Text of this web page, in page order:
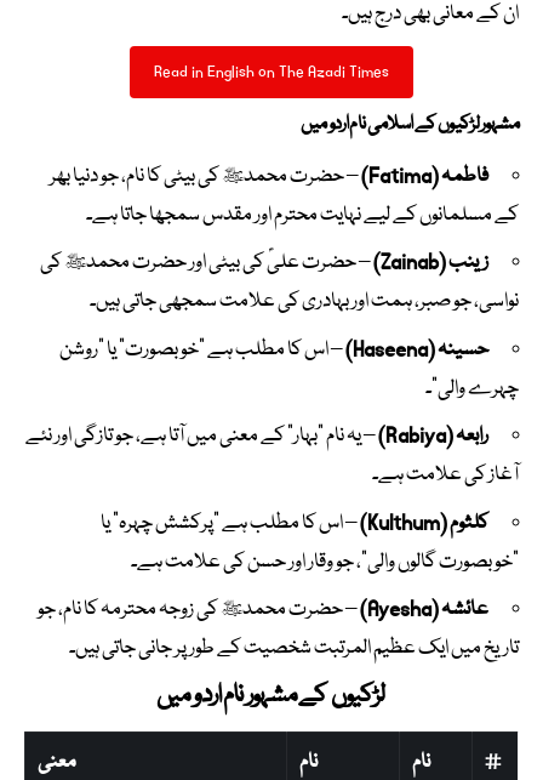
ان کے معانی بھی درج ہیں۔
Read in English on The Azadi Times
مشہور لڑکیوں کے اسلامی نام اردو میں
فاطمہ (Fatima)
– حضرت محمدﷺ کی بیٹی کا نام، جو دنیا بھر
کے مسلمانوں کے لیے نہایت محترم اور مقدس سمجھا جاتا ہے۔
زینب (Zainab)
– حضرت علیؑ کی بیٹی اور حضرت محمدﷺ کی
نواسی، جو صبر، ہمت اور بہادری کی علامت سمجھی جاتی ہیں۔
حسینہ (Haseena)
– اس کا مطلب ہے “خوبصورت” یا “روشن
چہرے والی”۔
رابعہ (Rabiya)
– یہ نام “بہار” کے معنی میں آتا ہے، جو تازگی اور نئے
آغاز کی علامت ہے۔
کلثوم (Kulthum)
– اس کا مطلب ہے “پرکشش چہرہ” یا
“خوبصورت گالوں والی”، جو وقار اور حسن کی علامت ہے۔
عائشہ (Ayesha)
– حضرت محمدﷺ کی زوجہ محترمہ کا نام، جو
تاریخ میں ایک عظیم المرتبت شخصیت کے طور پر جانی جاتی ہیں۔
لڑکیوں کےمشہور نام اردو میں
#
نام
نام
معنی